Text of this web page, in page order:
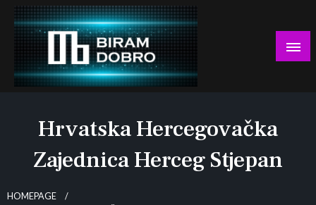
Skip
content
Hrvatska Hercegovačka
Zajednica Herceg Stjepan
HOMEPAGE